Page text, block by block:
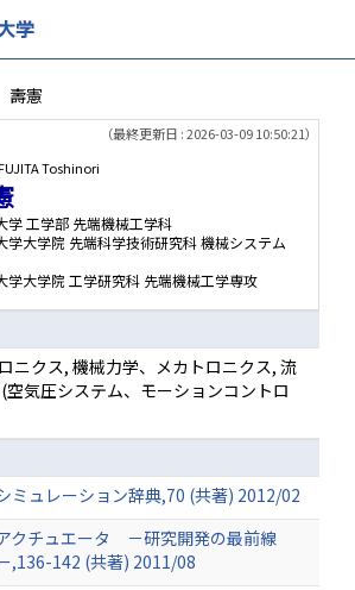
壽憲
（最終更新日 : 2026-03-09 10:50:21）
Toshinori
学 工学部 先端機械工学科
学大学院 先端科学技術研究科 機械システム
学大学院 工学研究科 先端機械工学専攻
ニクス, 機械力学、メカトロニクス, 流
気圧システム、モーションコントロ
ミュレーション辞典,70 (共著) 2012/02
クチュエータ －研究開発の最前線
,136-142 (共著) 2011/08